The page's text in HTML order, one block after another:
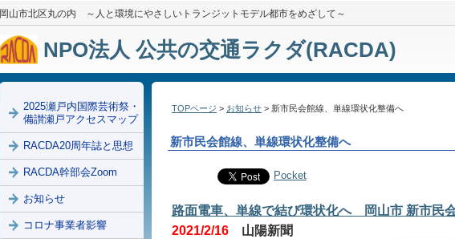
岡山市北区丸の内 ～人と環境にやさしいトランジットモデル都市をめざして～
NPO法人 公共の交通ラクダ(RACDA)
TOPページ > お知らせ > 新市民会館線、単線環状化整備へ
新市民会館線、単線環状化整備へ
Pocket
路面電車、単線で結び環状化へ 岡山市 新市民
2021/2/16 山陽新聞
2025瀬戸内国際芸術祭・
備讃瀬戸アクセスマップ
RACDA20周年誌と思想
RACDA幹部会Zoom
お知らせ
コロナ事業者影響